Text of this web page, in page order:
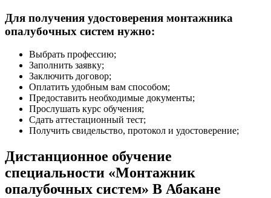
Для получения удостоверения монтажника
опалубочных систем нужно:
Выбрать профессию;
Заполнить заявку;
Заключить договор;
Оплатить удобным вам способом;
Предоставить необходимые документы;
Прослушать курс обучения;
Сдать аттестационный тест;
Получить свидельство, протокол и удостоверение;
Дистанционное обучение
специальности «Монтажник
опалубочных систем» В Абакане